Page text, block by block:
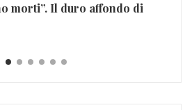
morti”. Il duro affondo di